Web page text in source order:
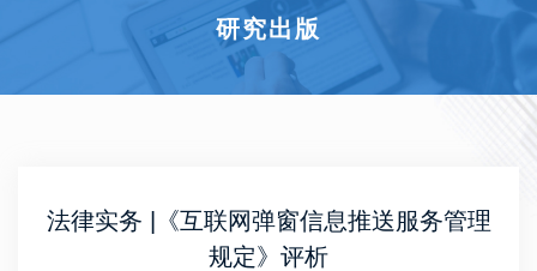
研究出版
​​法律实务 |《互联网弹窗信息推送服务管理
规定》评析